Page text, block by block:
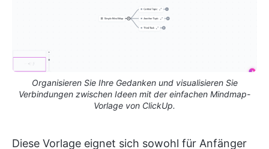
Organisieren Sie Ihre Gedanken und visualisieren Sie
Verbindungen zwischen Ideen mit der einfachen Mindmap-
Vorlage von ClickUp.
Diese Vorlage eignet sich sowohl für Anfänger